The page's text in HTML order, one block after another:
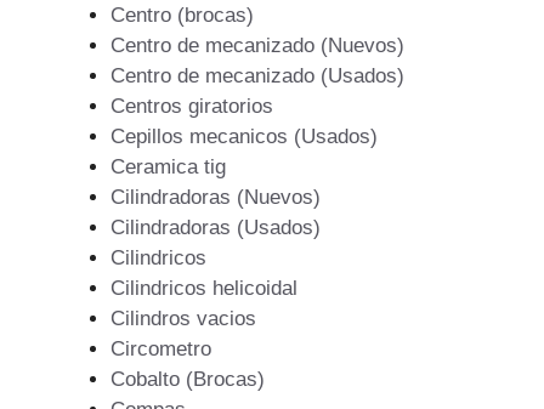
Centro (brocas)
Centro de mecanizado (Nuevos)
Centro de mecanizado (Usados)
Centros giratorios
Cepillos mecanicos (Usados)
Ceramica tig
Cilindradoras (Nuevos)
Cilindradoras (Usados)
Cilindricos
Cilindricos helicoidal
Cilindros vacios
Circometro
Cobalto (Brocas)